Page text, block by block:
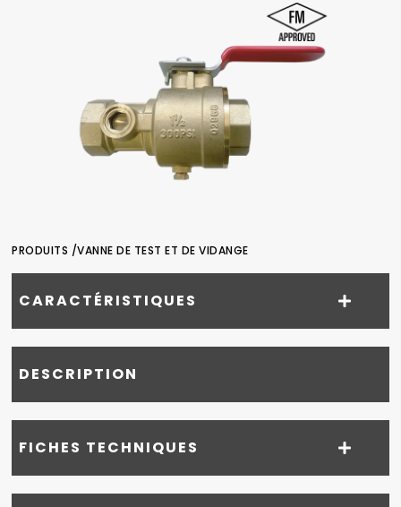
PRODUITS /VANNE DE TEST ET DE VIDANGE
CARACTÉRISTIQUES
DESCRIPTION
FICHES TECHNIQUES